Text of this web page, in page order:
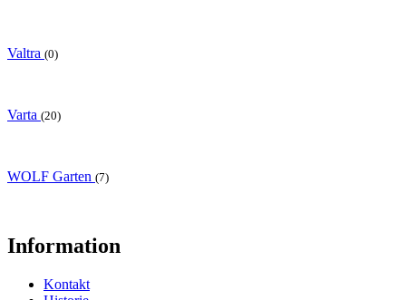
Valtra (0)
Varta (20)
WOLF Garten (7)
Information
Kontakt